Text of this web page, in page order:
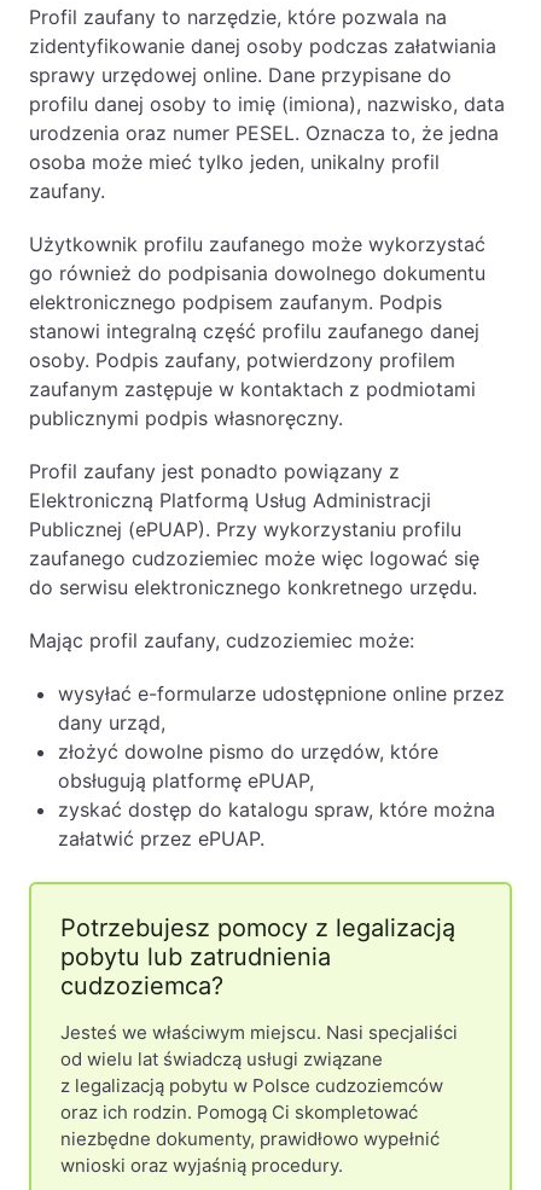
Profil zaufany to narzędzie, które pozwala na
zidentyfikowanie danej osoby podczas załatwiania
sprawy urzędowej online. Dane przypisane do
profilu danej osoby to imię (imiona), nazwisko, data
urodzenia oraz numer PESEL. Oznacza to, że jedna
osoba może mieć tylko jeden, unikalny profil
zaufany.
Użytkownik profilu zaufanego może wykorzystać
go również do podpisania dowolnego dokumentu
elektronicznego podpisem zaufanym. Podpis
stanowi integralną część profilu zaufanego danej
osoby. Podpis zaufany, potwierdzony profilem
zaufanym zastępuje w kontaktach z podmiotami
publicznymi podpis własnoręczny.
Profil zaufany jest ponadto powiązany z
Elektroniczną Platformą Usług Administracji
Publicznej (ePUAP). Przy wykorzystaniu profilu
zaufanego cudzoziemiec może więc logować się
do serwisu elektronicznego konkretnego urzędu.
Mając profil zaufany, cudzoziemiec może:
wysyłać e-formularze udostępnione online przez
dany urząd,
złożyć dowolne pismo do urzędów, które
obsługują platformę ePUAP,
zyskać dostęp do katalogu spraw, które można
załatwić przez ePUAP.
Potrzebujesz pomocy z legalizacją
pobytu lub zatrudnienia
cudzoziemca?
Jesteś we właściwym miejscu. Nasi specjaliści
od wielu lat świadczą usługi związane
z legalizacją pobytu w Polsce cudzoziemców
oraz ich rodzin. Pomogą Ci skompletować
niezbędne dokumenty, prawidłowo wypełnić
wnioski oraz wyjaśnią procedury.